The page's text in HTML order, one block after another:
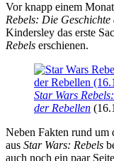
Vor knapp einem
Rebels: Die Geschichte
Kindersley das erste
Rebels erschienen.
Star Wars
der Rebellen
Neben Fakten rund um
aus Star Wars: Rebels
auch noch ein paar